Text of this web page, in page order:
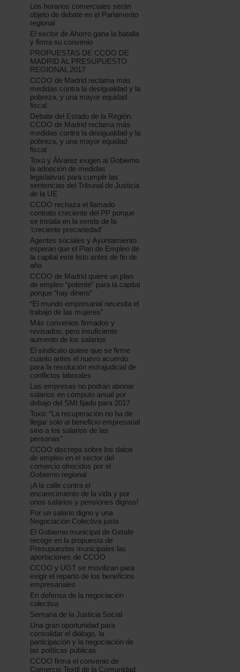
Los horarios comerciales serán
objeto de debate en el Parlamento
regional
El sector de Ahorro gana la batalla
y firma su convenio
PROPUESTAS DE CCOO DE
MADRID AL PRESUPUESTO
REGIONAL 2017
CCOO de Madrid reclama más
medidas contra la desigualdad y la
pobreza, y una mayor equidad
fiscal
Debate del Estado de la Región.
CCOO de Madrid reclama más
medidas contra la desigualdad y la
pobreza, y una mayor equidad
fiscal
Toxo y Álvarez exigen al Gobierno
la adopción de medidas
legislativas para cumplir las
sentencias del Tribunal de Justicia
de la UE
CCOO rechaza el llamado
contrato creciente del PP porque
se instala en la senda de la
‘creciente precariedad’
Agentes sociales y Ayuntamiento
esperan que el Plan de Empleo de
la capital esté listo antes de fin de
año
CCOO de Madrid quiere un plan
de empleo “potente” para la capital
porque “hay dinero”
“El mundo empresarial necesita el
trabajo de las mujeres”
Más convenios firmados y
revisados, pero insuficiente
aumento de los salarios
El sindicato quiere que se firme
cuanto antes el nuevo acuerdo
para la resolución extrajudicial de
conflictos laborales
Las empresas no podrán abonar
salarios en cómputo anual por
debajo del SMI fijado para 2017
Toxo: “La recuperación no ha de
llegar solo al beneficio empresarial
sino a los salarios de las
personas”
CCOO discrepa sobre los datos
de empleo en el sector del
comercio ofrecidos por el
Gobierno regional
¡A la calle contra el
encarecimiento de la vida y por
unos salarios y pensiones dignos!
Por un salario digno y una
Negociación Colectiva justa
El Gobierno municipal de Getafe
recoge en la propuesta de
Presupuestos municipales las
aportaciones de CCOO
CCOO y UGT se movilizan para
exigir el reparto de los beneficios
empresariales
En defensa de la negociación
colectiva
Semana de la Justicia Social
Una gran oportunidad para
consolidar el diálogo, la
participación y la negociación de
las políticas públicas
CCOO firma el convenio de
Comercio Textil de la Comunidad